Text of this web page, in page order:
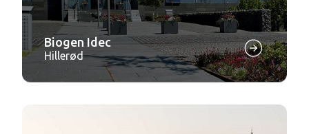
Biogen Idec
Hillerød